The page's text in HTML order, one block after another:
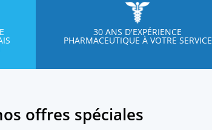
30 ANS D'EXPÉRIENCE
PHARMACEUTIQUE À VOTRE SERVICE
offres spéciales